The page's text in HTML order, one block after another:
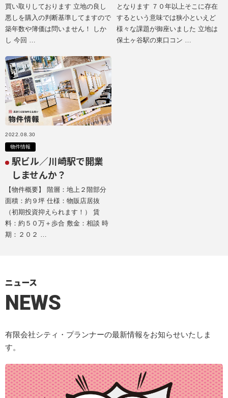
買い取りしております 立地の良し
悪しを購入の判断基準してますので
築年数や簿価は問いません！ しか
し 今回 …
となります ７０年以上そこに存在
するという意味では狭小といえど
様々な課題が御座いました 立地は
保土ヶ谷駅の東口コン …
2022.08.30
物件情報
駅ビル／川崎駅で開業
しませんか？
【物件概要】 階層：地上２階部分
面積：約９坪 仕様：物販店居抜
（初期投資抑えられます！） 賃
料：約５０万＋歩合 敷金：相談 時
期：２０２ …
ニュース
NEWS
有限会社シティ・プランナーの最新情報をお知らせいたしま
す。